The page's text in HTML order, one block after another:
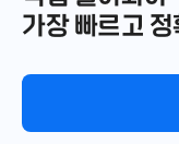
가장 빠르고